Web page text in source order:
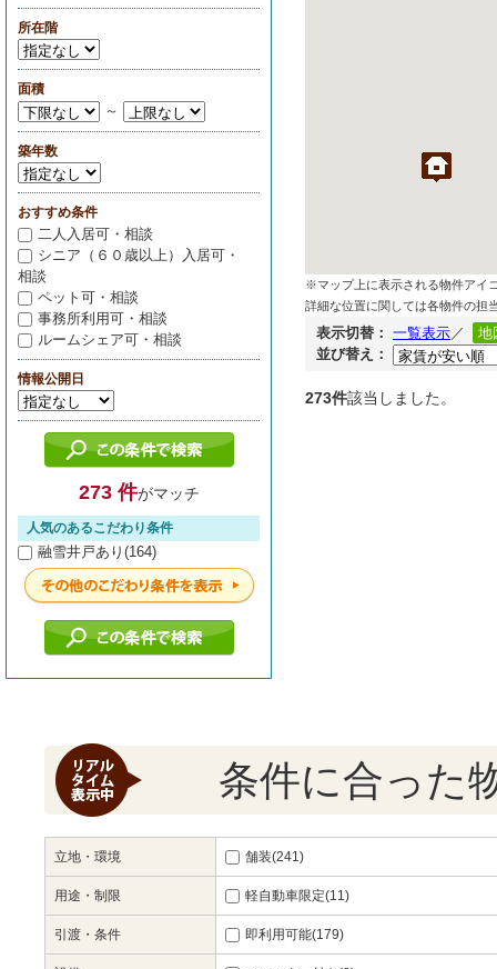
※マップ上に表示される物件アイ
詳細な位置に関しては各物件の担
表示切替： 一覧表示／
地
並び替え：
273件該当しました。
所在階
面積
～
築年数
おすすめ条件
二人入居可・相談
シニア（６０歳以上）入居可・
相談
ペット可・相談
事務所利用可・相談
ルームシェア可・相談
情報公開日
273 件がマッチ
人気のあるこだわり条件
融雪井戸あり(164)
条件に合った
立地・環境 舗装(241)
用途・制限 軽自動車限定(11)
引渡・条件 即利用可能(179)